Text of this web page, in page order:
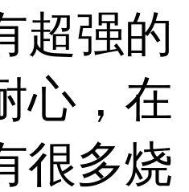
超强的
心，在
很多烧